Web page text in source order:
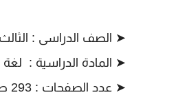
➤ الصف الدراسى : الثالث
➤ المادة الدراسية : لغة
➤ عدد الصفحات : 293 صفحة